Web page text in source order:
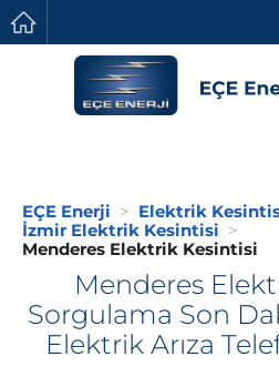
EÇE Enerji
Elektrik
İzmir Elektrik Kesintisi
Menderes Elektrik Kesintisi
Menderes
Sorgulama Son
Elektrik Arıza